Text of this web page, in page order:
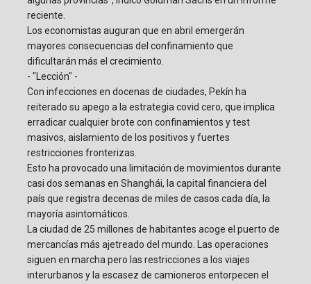
reciente.
Los economistas auguran que en abril emergerán
mayores consecuencias del confinamiento que
dificultarán más el crecimiento.
- "Lección" -
Con infecciones en docenas de ciudades, Pekín ha
reiterado su apego a la estrategia covid cero, que implica
erradicar cualquier brote con confinamientos y test
masivos, aislamiento de los positivos y fuertes
restricciones fronterizas.
Esto ha provocado una limitación de movimientos durante
casi dos semanas en Shanghái, la capital financiera del
país que registra decenas de miles de casos cada día, la
mayoría asintomáticos.
La ciudad de 25 millones de habitantes acoge el puerto de
mercancías más ajetreado del mundo. Las operaciones
siguen en marcha pero las restricciones a los viajes
interurbanos y la escasez de camioneros entorpecen el